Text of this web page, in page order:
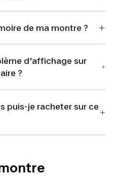
de ma montre ?
d'affichage sur
?
puis-je racheter sur ce